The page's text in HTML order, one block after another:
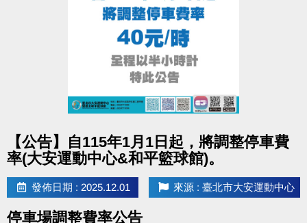
【公告】自115年1月1日起，將調整停車費
率(大安運動中心&和平籃球館)。
發佈日期 : 2025.12.01 來源 : 臺北市大安運動中心
停車場調整費率公告